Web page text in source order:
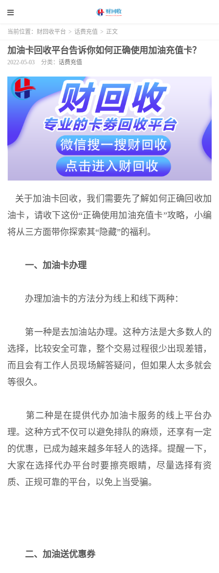
当前位置： 财回收平台 > 话费充值 > 正文
加油卡回收平台告诉你如何正确使用加油充值卡？
2022-05-03 分类： 话费充值
关于加油卡回收，我们需要先了解如何正确回收加
油卡，请收下这份“正确使用加油充值卡”攻略，小编
将从三方面带你探索其“隐藏”的福利。
一、加油卡办理
办理加油卡的方法分为线上和线下两种：
第一种是去加油站办理。这种方法是大多数人的
选择，比较安全可靠，整个交易过程很少出现差错，
而且会有工作人员现场解答疑问，但如果人太多就会
等很久。
第二种是在提供代办加油卡服务的线上平台办
理。这种方式不仅可以避免排队的麻烦，还享有一定
的优惠，已成为越来越多年轻人的选择。提醒一下，
大家在选择代办平台时要擦亮眼睛，尽量选择有资
质、正规可靠的平台，以免上当受骗。
二、加油送优惠券